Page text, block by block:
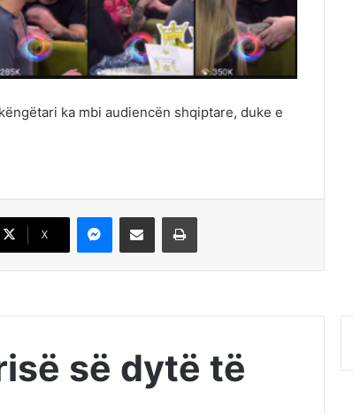
ka mbi audiencën shqiptare, duke e
X
Messenger Shpërndajeni me anë të postës elektronike Printoje